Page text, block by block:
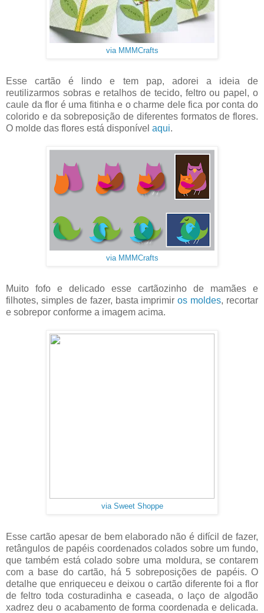
via MMMCrafts
Esse cartão é lindo e tem pap, adorei a ideia de
reutilizarmos sobras e retalhos de tecido, feltro ou papel, o
caule da flor é uma fitinha e o charme dele fica por conta do
colorido e da sobreposição de diferentes formatos de flores.
O molde das flores está disponível aqui.
via MMMCrafts
Muito fofo e delicado esse cartãozinho de mamães e
filhotes, simples de fazer, basta imprimiros moldes, recortar
e sobrepor conforme a imagem acima.
via Sweet Shoppe
Esse cartão apesar de bem elaborado não é difícil de fazer,
retângulos de papéis coordenados colados sobre um fundo,
que também está colado sobre uma moldura, se contarem
com a base do cartão, há 5 sobreposições de papéis. O
detalhe que enriqueceu e deixou o cartão diferente foi a flor
de feltro toda costuradinha e caseada, o laço de algodão
xadrez deu o acabamento de forma coordenada e delicada.